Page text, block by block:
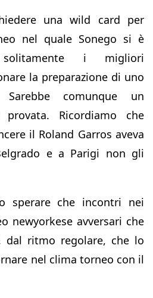
una wild card per
nel quale Sonego si è
i migliori
la preparazione di uno
Sarebbe comunque un
Ricordiamo che
il Roland Garros aveva
e a Parigi non gli
sperare che incontri nei
newyorkese avversari che
ritmo regolare, che lo
nel clima torneo con il